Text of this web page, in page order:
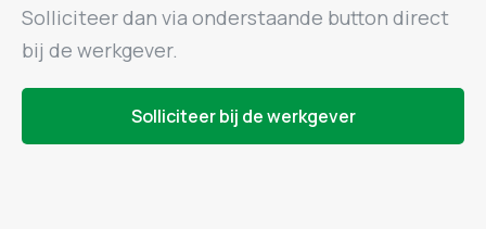
Solliciteer dan via onderstaande button direct
bij de werkgever.
Solliciteer bij de werkgever